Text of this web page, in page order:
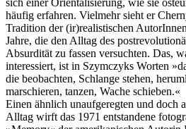
häufig erfahren. Vielmehr sieht er
Tradition der (ir)realistischen
Jahre, die den Alltag des
Absurdität zu fassen versuchten. Das,
interessiert, ist in Szymczyks Worten
die beobachten, Schlange stehen,
marschieren, tanzen, Wache schieben.«
Einen ähnlich unaufgeregten und doch
Alltag wirft das 1971 entstandene